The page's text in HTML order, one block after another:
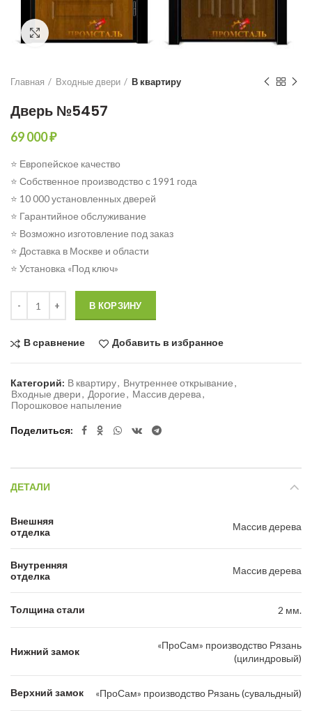
Click to enlarge
Главная Входные двери В квартиру
Дверь №5457
69 000₽
⭐ Европейское качество
⭐ Собственное производство с 1991 года
⭐ 10 000 установленных дверей
⭐ Гарантийное обслуживание
⭐ Возможно изготовление под заказ
⭐ Доставка в Москве и области
⭐ Установка «Под ключ»
В КОРЗИНУ
В сравнение Добавить в избранное
Категорий: В квартиру, Внутреннее открывание,
Входные двери, Дорогие, Массив дерева,
Порошковое напыление
Поделиться
ДЕТАЛИ
Внешняя
отделка
Массив дерева
Внутренняя
отделка
Массив дерева
Толщина стали 2 мм.
Нижний замок
«ПроСам» производство Рязань
(цилиндровый)
Верхний замок «ПроСам» производство Рязань (сувальдный)